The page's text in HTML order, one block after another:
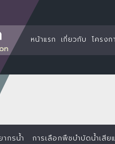
หน้าแรก เกี่ยวกับ โครงก
กรน้ำ การเลือกพืชบำบัดน้ำเสีย